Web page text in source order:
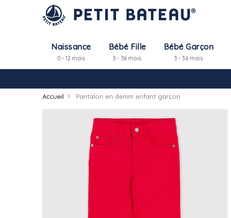
Naissance
0 - 12 mois
Bébé Fille
3 - 36 mois
Bébé Garçon
3 - 36 mois
Accueil Pantalon en denim enfant garçon